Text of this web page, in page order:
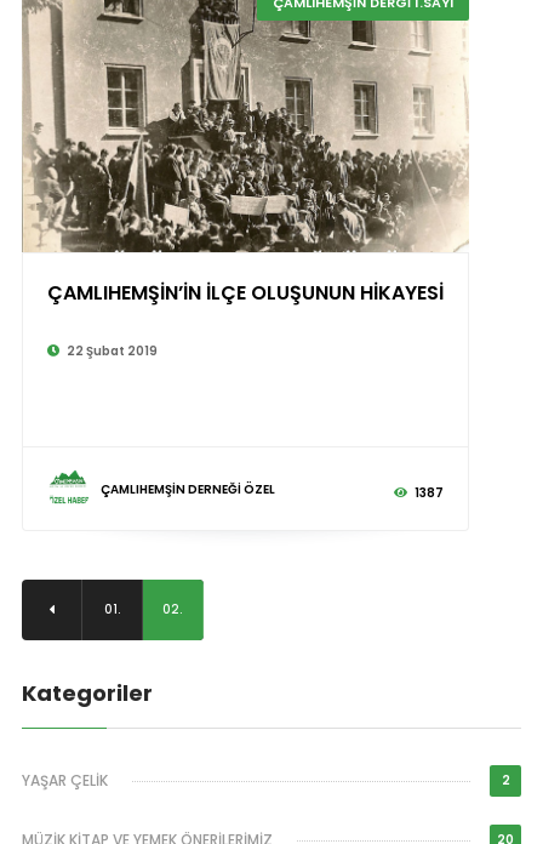
ÇAMLIHEMŞİN’İN İLÇE OLUŞUNUN HİKAYESİ
22 Şubat 2019
ÇAMLIHEMŞİN DERNEĞİ ÖZEL 1387
01. 02.
Kategoriler
YAŞAR ÇELİK 2
MÜZİK,KİTAP VE YEMEK ÖNERİLERİMİZ 20